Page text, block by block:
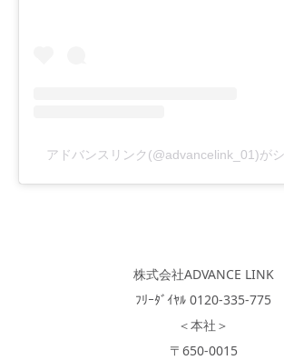
アドバンスリンク(@advancelink_01)が
株式会社ADVANCE LINK
ﾌﾘｰﾀﾞｲﾔﾙ 0120-335-775
＜本社＞
〒650-0015